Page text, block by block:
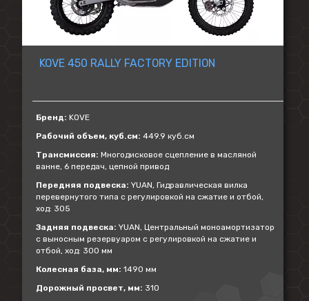
KOVE 450 RALLY FACTORY EDITION
Бренд: KOVE
Рабочий объем, куб.см: 449.9 куб.см
Трансмиссия: Многодисковое сцепление в масляной
ванне, 6 передач, цепной привод
Передняя подвеска: YUAN, Гидравлическая вилка
перевернутого типа с регулировкой на сжатие и отбой,
ход: 305
Задняя подвеска: YUAN, Центральный моноамортизатор
с выносным резервуаром с регулировкой на сжатие и
отбой, ход: 300 мм
Колесная база, мм: 1490 мм
Дорожный просвет, мм: 310